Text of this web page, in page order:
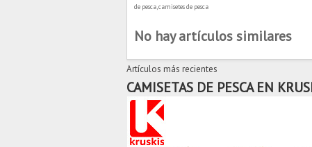
de pesca, camisetes de pesca
No hay artículos similares
Artículos más recientes
CAMISETAS DE PESCA EN